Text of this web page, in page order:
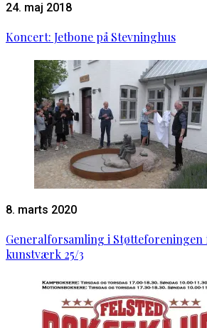
24. maj 2018
Koncert: Jetbone på Stevninghus
8. marts 2020
Generalforsamling i Støtteforeningen
kunstværk 25/3